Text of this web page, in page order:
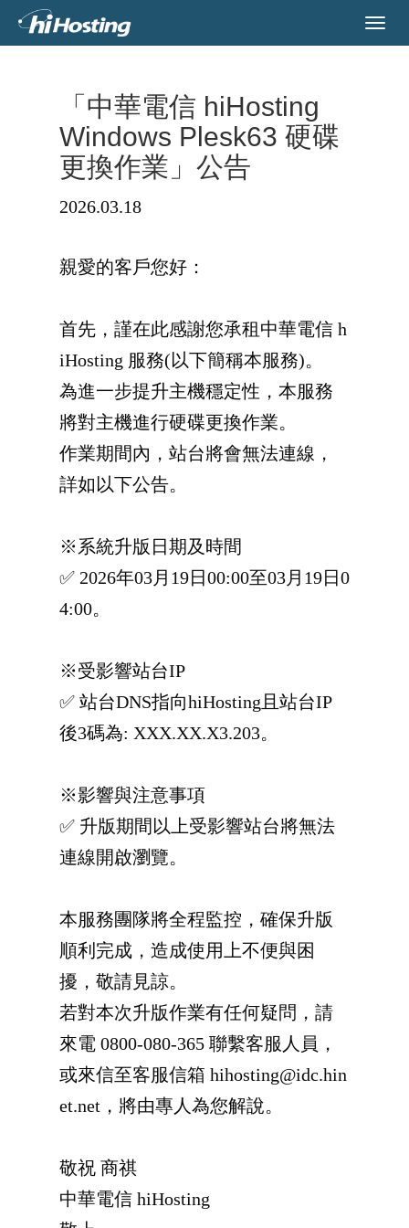
「中華電信 hiHosting
Windows Plesk63 硬碟
更換作業」公告
2026.03.18
親愛的客戶您好：
首先，謹在此感謝您承租中華電信 h
iHosting 服務(以下簡稱本服務)。
為進一步提升主機穩定性，本服務
將對主機進行硬碟更換作業。
作業期間內，站台將會無法連線，
詳如以下公告。
※系統升版日期及時間
✅ 2026年03月19日00:00至03月19日0
4:00。
※受影響站台IP
✅ 站台DNS指向hiHosting且站台IP
後3碼為: XXX.XX.X3.203。
※影響與注意事項
✅ 升版期間以上受影響站台將無法
連線開啟瀏覽。
本服務團隊將全程監控，確保升版
順利完成，造成使用上不便與困
擾，敬請見諒。
若對本次升版作業有任何疑問，請
來電 0800-080-365 聯繫客服人員，
或來信至客服信箱 hihosting@idc.hin
et.net，將由專人為您解說。
敬祝 商祺
中華電信 hiHosting